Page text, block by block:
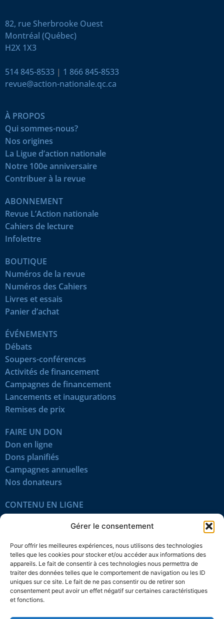
Gérer le consentement
Pour offrir les meilleures expériences, nous utilisons des technologies
telles que les cookies pour stocker et/ou accéder aux informations des
appareils. Le fait de consentir à ces technologies nous permettra de
traiter des données telles que le comportement de navigation ou les ID
uniques sur ce site. Le fait de ne pas consentir ou de retirer son
consentement peut avoir un effet négatif sur certaines caractéristiques
et fonctions.
82, rue Sherbrooke Ouest
Montréal (Québec)
H2X 1X3
514 845-8533 | 1 866 845-8533
revue@action-nationale.qc.ca
À PROPOS
Qui sommes-nous?
Nos origines
La Ligue d’action nationale
Notre 100e anniversaire
Contribuer à la revue
ABONNEMENT
Revue L’Action nationale
Cahiers de lecture
Infolettre
BOUTIQUE
Numéros de la revue
Numéros des Cahiers
Livres et essais
Panier d’achat
ÉVÉNEMENTS
Débats
Soupers-conférences
Activités de financement
Campagnes de financement
Lancements et inaugurations
Remises de prix
FAIRE UN DON
Don en ligne
Dons planifiés
Campagnes annuelles
Nos donateurs
CONTENU EN LIGNE
Tous les articles
Œuvres du mois
En vidéo
SUIVEZ-NOUS